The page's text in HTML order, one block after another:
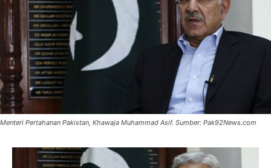
Menteri Pertahanan Pakistan, Khawaja Muhammad Asif. Sumber: Pak92News.com